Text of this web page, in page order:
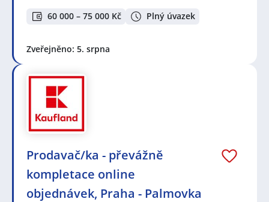
60 000 – 75 000 Kč Plný úvazek
Zveřejněno: 5. srpna
Prodavač/ka - převážně
kompletace online
objednávek, Praha - Palmovka